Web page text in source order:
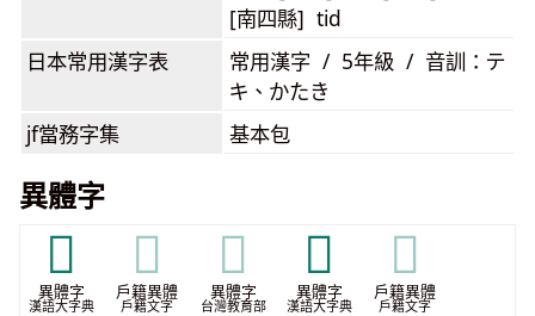
[南四縣] tid
日本常用漢字表
常用漢字 / 5年級 / 音訓：テ
キ、かたき
jf當務字集 基本包
異體字
𠢗
異體字
漢語大字典
𠢗
戶籍異體
戶籍文字
𠢗
異體字
台灣教育部
𢿪
異體字
漢語大字典
𢿪
戶籍異體
戶籍文字